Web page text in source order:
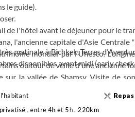
le guide).
de l'hôtel avant le déjeuner pour le
l'ancienne capitale d'Asie Centrale
mondial par l'Unesco.
ou tour de veille d'une ancienne
sur la vallée de Shamsy. Visite de
la route en direction du village de
la soirée, instructions et
matinale à Bichkek, Terres
disponibles avant midi (early
l'habitant
, entre 4h et 5h , 220km